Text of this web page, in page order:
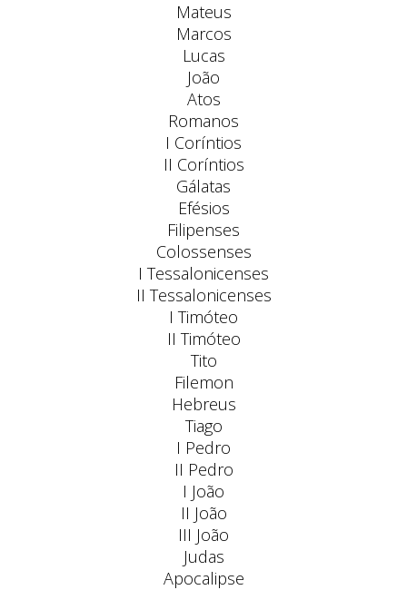
Mateus
Marcos
Lucas
João
Atos
Romanos
I Coríntios
II Coríntios
Gálatas
Efésios
Filipenses
Colossenses
I Tessalonicenses
II Tessalonicenses
I Timóteo
II Timóteo
Tito
Filemon
Hebreus
Tiago
I Pedro
II Pedro
I João
II João
III João
Judas
Apocalipse